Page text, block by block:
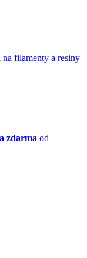
na filamenty a resiny
zdarma od